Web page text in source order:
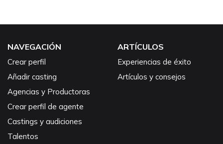
NAVEGACIÓN
Crear perfil
Añadir casting
Agencias y Productoras
Crear perfil de agente
Castings y audiciones
Talentos
ARTÍCULOS
Experiencias de éxito
Artículos y consejos